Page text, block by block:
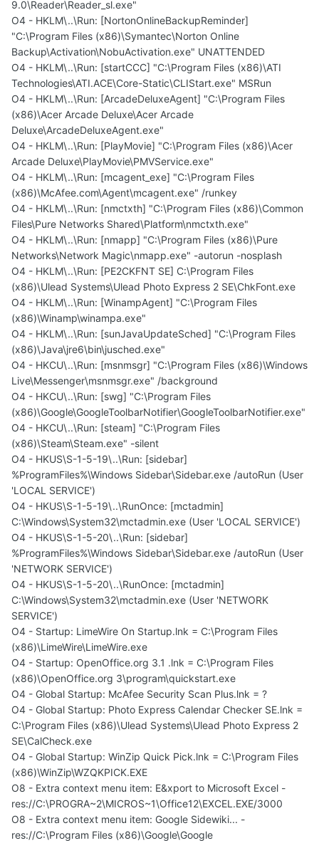
9.0\Reader\Reader_sl.exe"
O4 - HKLM\..\Run: [NortonOnlineBackupReminder]
"C:\Program Files (x86)\Symantec\Norton Online
Backup\Activation\NobuActivation.exe" UNATTENDED
O4 - HKLM\..\Run: [startCCC] "C:\Program Files (x86)\ATI
Technologies\ATI.ACE\Core-Static\CLIStart.exe" MSRun
O4 - HKLM\..\Run: [ArcadeDeluxeAgent] "C:\Program Files
(x86)\Acer Arcade Deluxe\Acer Arcade
Deluxe\ArcadeDeluxeAgent.exe"
O4 - HKLM\..\Run: [PlayMovie] "C:\Program Files (x86)\Acer
Arcade Deluxe\PlayMovie\PMVService.exe"
O4 - HKLM\..\Run: [mcagent_exe] "C:\Program Files
(x86)\McAfee.com\Agent\mcagent.exe" /runkey
O4 - HKLM\..\Run: [nmctxth] "C:\Program Files (x86)\Common
Files\Pure Networks Shared\Platform\nmctxth.exe"
O4 - HKLM\..\Run: [nmapp] "C:\Program Files (x86)\Pure
Networks\Network Magic\nmapp.exe" -autorun -nosplash
O4 - HKLM\..\Run: [PE2CKFNT SE] C:\Program Files
(x86)\Ulead Systems\Ulead Photo Express 2 SE\ChkFont.exe
O4 - HKLM\..\Run: [WinampAgent] "C:\Program Files
(x86)\Winamp\winampa.exe"
O4 - HKLM\..\Run: [sunJavaUpdateSched] "C:\Program Files
(x86)\Java\jre6\bin\jusched.exe"
O4 - HKCU\..\Run: [msnmsgr] "C:\Program Files (x86)\Windows
Live\Messenger\msnmsgr.exe" /background
O4 - HKCU\..\Run: [swg] "C:\Program Files
(x86)\Google\GoogleToolbarNotifier\GoogleToolbarNotifier.exe"
O4 - HKCU\..\Run: [steam] "C:\Program Files
(x86)\Steam\Steam.exe" -silent
O4 - HKUS\S-1-5-19\..\Run: [sidebar]
%ProgramFiles%\Windows Sidebar\Sidebar.exe /autoRun (User
'LOCAL SERVICE')
O4 - HKUS\S-1-5-19\..\RunOnce: [mctadmin]
C:\Windows\System32\mctadmin.exe (User 'LOCAL SERVICE')
O4 - HKUS\S-1-5-20\..\Run: [sidebar]
%ProgramFiles%\Windows Sidebar\Sidebar.exe /autoRun (User
'NETWORK SERVICE')
O4 - HKUS\S-1-5-20\..\RunOnce: [mctadmin]
C:\Windows\System32\mctadmin.exe (User 'NETWORK
SERVICE')
O4 - Startup: LimeWire On Startup.lnk = C:\Program Files
(x86)\LimeWire\LimeWire.exe
O4 - Startup: OpenOffice.org 3.1 .lnk = C:\Program Files
(x86)\OpenOffice.org 3\program\quickstart.exe
O4 - Global Startup: McAfee Security Scan Plus.lnk = ?
O4 - Global Startup: Photo Express Calendar Checker SE.lnk =
C:\Program Files (x86)\Ulead Systems\Ulead Photo Express 2
SE\CalCheck.exe
O4 - Global Startup: WinZip Quick Pick.lnk = C:\Program Files
(x86)\WinZip\WZQKPICK.EXE
O8 - Extra context menu item: E&xport to Microsoft Excel -
res://C:\PROGRA~2\MICROS~1\Office12\EXCEL.EXE/3000
O8 - Extra context menu item: Google Sidewiki... -
res://C:\Program Files (x86)\Google\Google